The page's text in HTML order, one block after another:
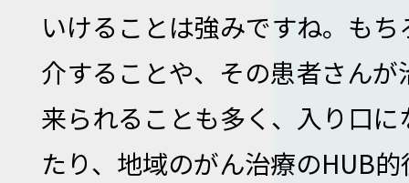
いけることは強みですね。も
介することや、その患者さん
来られることも多く、入り口
たり、地域のがん治療のHUB